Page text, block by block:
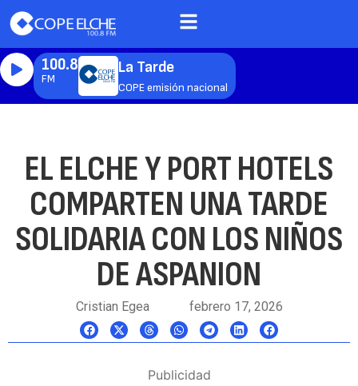
100.8
FM
La Tarde
COPE emisión nacional
EL ELCHE Y PORT HOTELS
COMPARTEN UNA TARDE
SOLIDARIA CON LOS NIÑOS
DE ASPANION
Cristian Egea febrero 17, 2026
Publicidad